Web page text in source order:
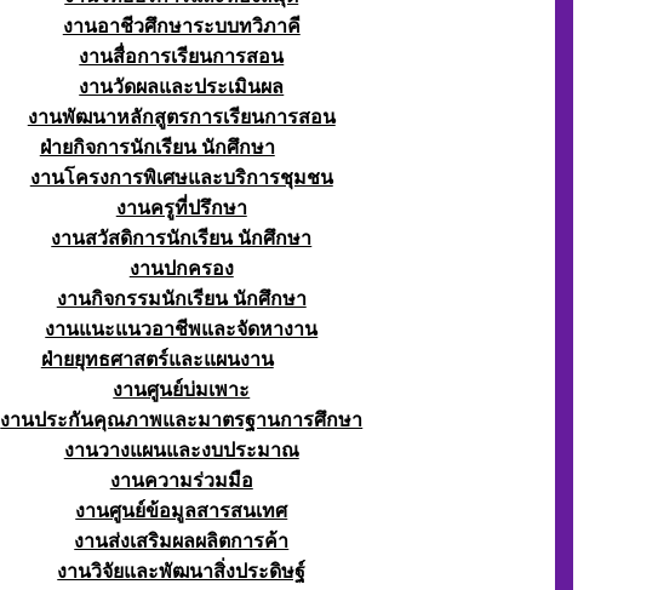
งานอาชีวศึกษาระบบทวิภาคี
งานสื่อการเรียนการสอน
งานวัดผลและประเมินผล
งานพัฒนาหลักสูตรการเรียนการสอน
ฝ่ายกิจการนักเรียน นักศึกษา
งานโครงการพิเศษและบริการชุมชน
งานครูที่ปรึกษา
งานสวัสดิการนักเรียน นักศึกษา
งานปกครอง
งานกิจกรรมนักเรียน นักศึกษา
งานแนะแนวอาชีพและจัดหางาน
ฝ่ายยุทธศาสตร์และแผนงาน
งานศูนย์บ่มเพาะ
งานประกันคุณภาพและมาตรฐานการศึกษา
งานวางแผนและงบประมาณ
งานความร่วมมือ
งานศูนย์ข้อมูลสารสนเทศ
งานส่งเสริมผลผลิตการค้า
งานวิจัยและพัฒนาสิ่งประดิษฐ์